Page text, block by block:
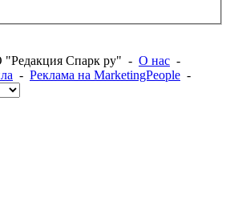
Спарк ру" - О нас -
- Реклама на MarketingPeople -